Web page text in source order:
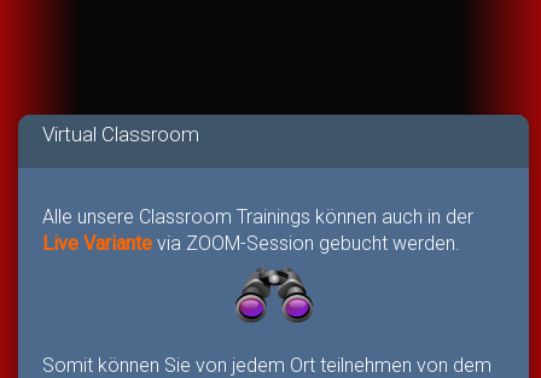
Virtual Classroom
Alle unsere Classroom Trainings können auch in der
Live Variante via ZOOM-Session gebucht werden.
Somit können Sie von jedem Ort teilnehmen von dem